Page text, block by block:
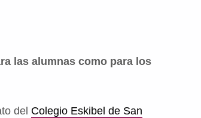
las alumnas como para los
del Colegio Eskibel de San